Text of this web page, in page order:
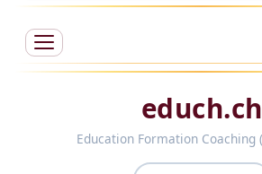
educh.ch
Education Formation Coaching